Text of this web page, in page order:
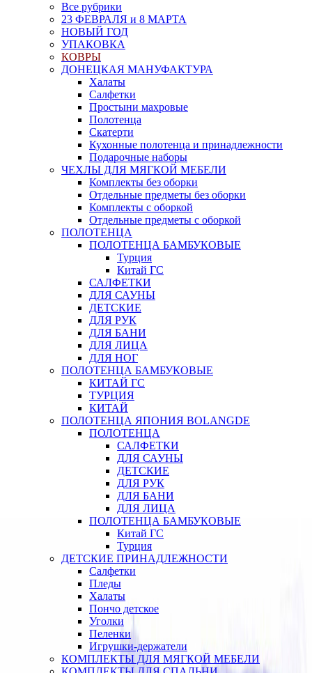
Все рубрики
23 ФЕВРАЛЯ и 8 МАРТА
НОВЫЙ ГОД
УПАКОВКА
КОВРЫ
ДОНЕЦКАЯ МАНУФАКТУРА
Халаты
Салфетки
Простыни махровые
Полотенца
Скатерти
Кухонные полотенца и принадлежности
Подарочные наборы
ЧЕХЛЫ ДЛЯ МЯГКОЙ МЕБЕЛИ
Комплекты без оборки
Отдельные предметы без оборки
Комплекты с оборкой
Отдельные предметы с оборкой
ПОЛОТЕНЦА
ПОЛОТЕНЦА БАМБУКОВЫЕ
Турция
Китай ГС
САЛФЕТКИ
ДЛЯ САУНЫ
ДЕТСКИЕ
ДЛЯ РУК
ДЛЯ БАНИ
ДЛЯ ЛИЦА
ДЛЯ НОГ
ПОЛОТЕНЦА БАМБУКОВЫЕ
КИТАЙ ГС
ТУРЦИЯ
КИТАЙ
ПОЛОТЕНЦА ЯПОНИЯ BOLANGDE
ПОЛОТЕНЦА
САЛФЕТКИ
ДЛЯ САУНЫ
ДЕТСКИЕ
ДЛЯ РУК
ДЛЯ БАНИ
ДЛЯ ЛИЦА
ПОЛОТЕНЦА БАМБУКОВЫЕ
Китай ГС
Турция
ДЕТСКИЕ ПРИНАДЛЕЖНОСТИ
Салфетки
Пледы
Халаты
Пончо детское
Уголки
Пеленки
Игрушки-держатели
КОМПЛЕКТЫ ДЛЯ МЯГКОЙ МЕБЕЛИ